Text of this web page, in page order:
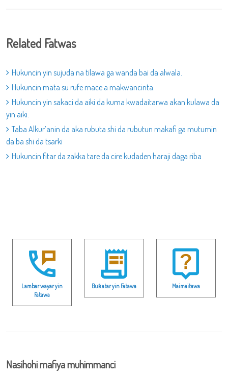
Related Fatwas
Hukuncin yin sujuda na tilawa ga wanda bai da alwala.
Hukuncin mata su rufe mace a makwancinta.
Hukuncin yin sakaci da aiki da kuma kwadaitarwa akan kulawa da
yin aiki.
Taba Alkur’anin da aka rubuta shi da rubutun makafi ga mutumin
da ba shi da tsarki
Hukuncin fitar da zakka tare da cire kudaden haraji daga riba
Lambar wayar yin
Fatawa
Buƙatar yin Fatawa Maimaitawa
Nasihohi mafiya muhimmanci